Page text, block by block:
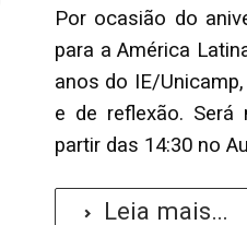
Por ocasião do
para a América
anos do IE/
e de reflexão. Será
partir das 14:30 no
Leia mais...